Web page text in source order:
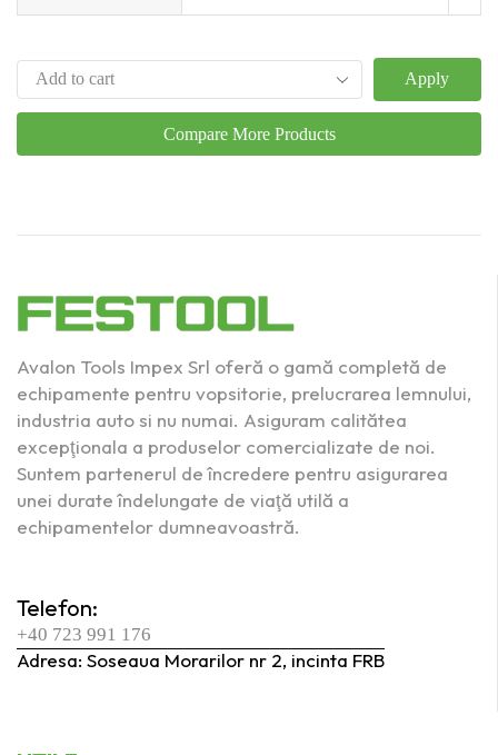
Apply
Compare More Products
Avalon Tools Impex Srl oferă o gamă completă de
echipamente pentru vopsitorie, prelucrarea lemnului,
industria auto si nu numai. Asiguram calitătea
excepţionala a produselor comercializate de noi.
Suntem partenerul de încredere pentru asigurarea
unei durate îndelungate de viaţă utilă a
echipamentelor dumneavoastră.
Telefon:
+40 723 991 176
Adresa: Soseaua Morarilor nr 2, incinta FRB